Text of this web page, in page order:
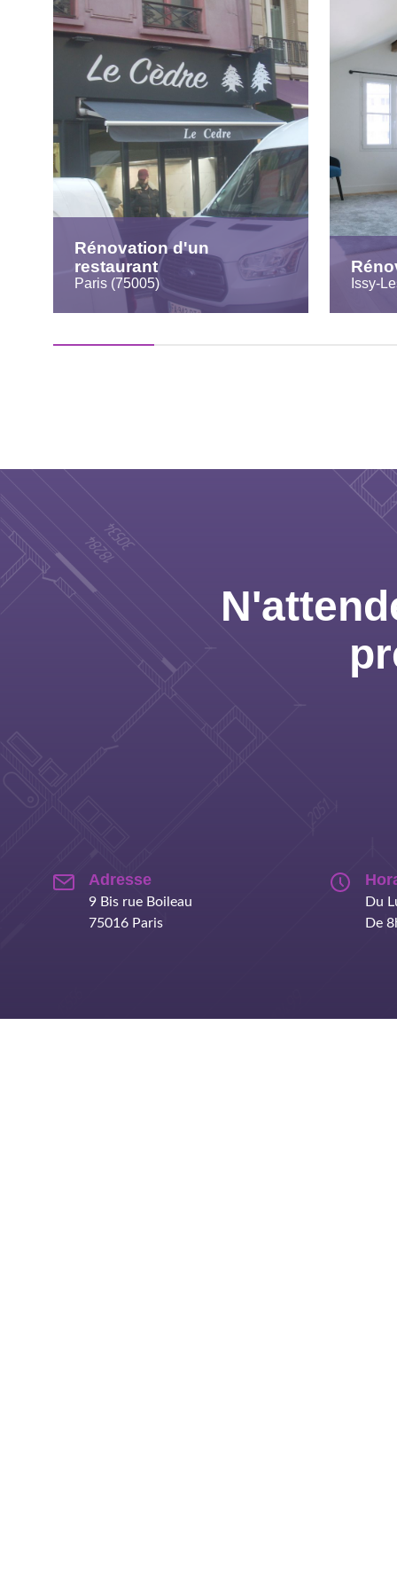
Rénovation d'un
restaurant
Paris (75005) Issy-
Adresse
9 Bis rue Boileau
75016 Paris
Du
De